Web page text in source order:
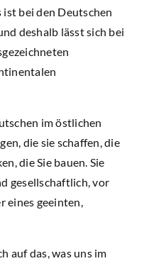
bei den Deutschen
deshalb lässt sich bei
im östlichen
die sie schaffen, die
die Sie bauen. Sie
gesellschaftlich, vor
eines geeinten,
auf das, was uns im